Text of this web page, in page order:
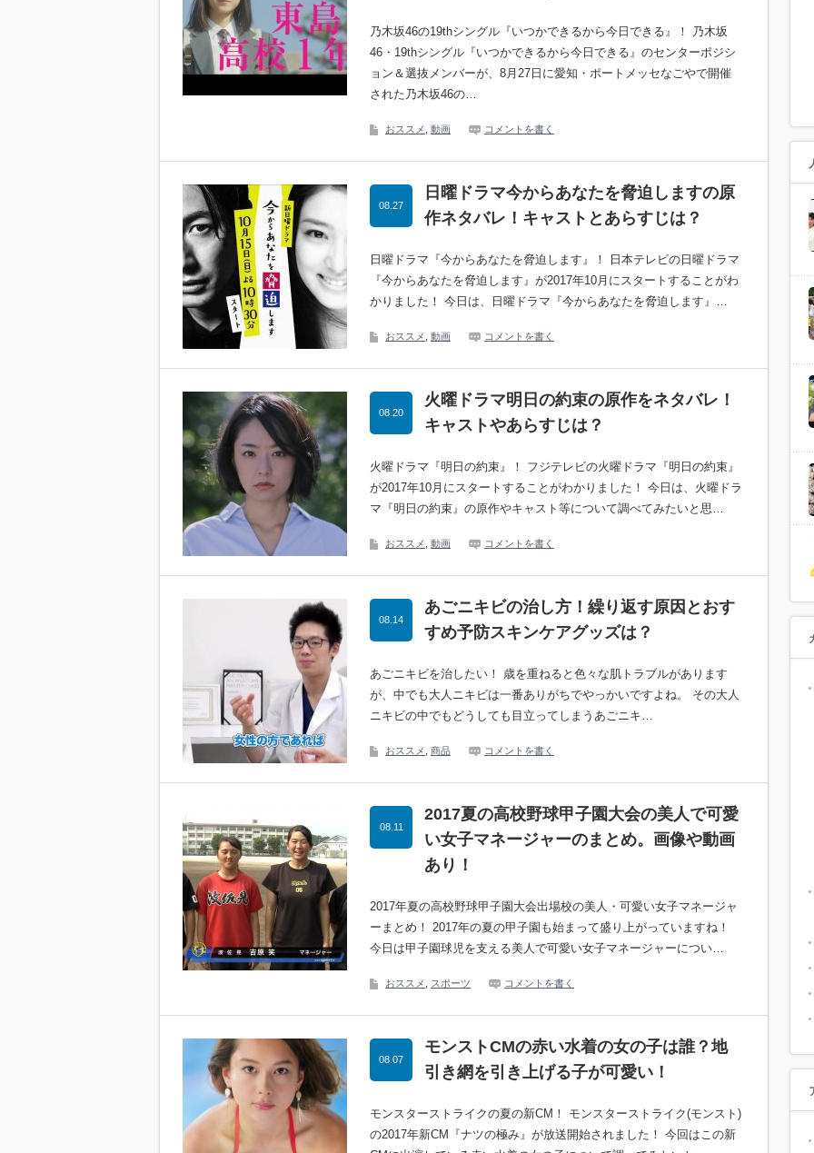
乃木坂46の19thシングル『いつかできるから今日できる』！ 乃木坂
46・19thシングル『いつかできるから今日できる』のセンターポジシ
ョン＆選抜メンバーが、8月27日に愛知・ポートメッセなごやで開催
された乃木坂46の…
おススメ 動画 コメントを書く
日曜ドラマ今からあなたを脅迫しますの原
作ネタバレ！キャストとあらすじは？
08.27
日曜ドラマ『今からあなたを脅迫します』！ 日本テレビの日曜ドラマ
『今からあなたを脅迫します』が2017年10月にスタートすることがわ
かりました！ 今日は、日曜ドラマ『今からあなたを脅迫します』…
おススメ 動画 コメントを書く
火曜ドラマ明日の約束の原作をネタバレ！
キャストやあらすじは？
08.20
火曜ドラマ『明日の約束』！ フジテレビの火曜ドラマ『明日の約束』
が2017年10月にスタートすることがわかりました！ 今日は、火曜ドラ
マ『明日の約束』の原作やキャスト等について調べてみたいと思…
おススメ 動画 コメントを書く
あごニキビの治し方！繰り返す原因とおす
すめ予防スキンケアグッズは？
08.14
あごニキビを治したい！ 歳を重ねると色々な肌トラブルがあります
が、中でも大人ニキビは一番ありがちでやっかいですよね。 その大人
ニキビの中でもどうしても目立ってしまうあごニキ…
おススメ 商品 コメントを書く
2017夏の高校野球甲子園大会の美人で可愛
い女子マネージャーのまとめ。画像や動画
あり！
08.11
2017年夏の高校野球甲子園大会出場校の美人・可愛い女子マネージャ
ーまとめ！ 2017年の夏の甲子園も始まって盛り上がっていますね！
今日は甲子園球児を支える美人で可愛い女子マネージャーについ…
おススメ スポーツ コメントを書く
モンストCMの赤い水着の女の子は誰？地
引き網を引き上げる子が可愛い！
08.07
モンスターストライクの夏の新CM！ モンスターストライク(モンスト)
の2017年新CM『ナツの極み』が放送開始されました！ 今回はこの新